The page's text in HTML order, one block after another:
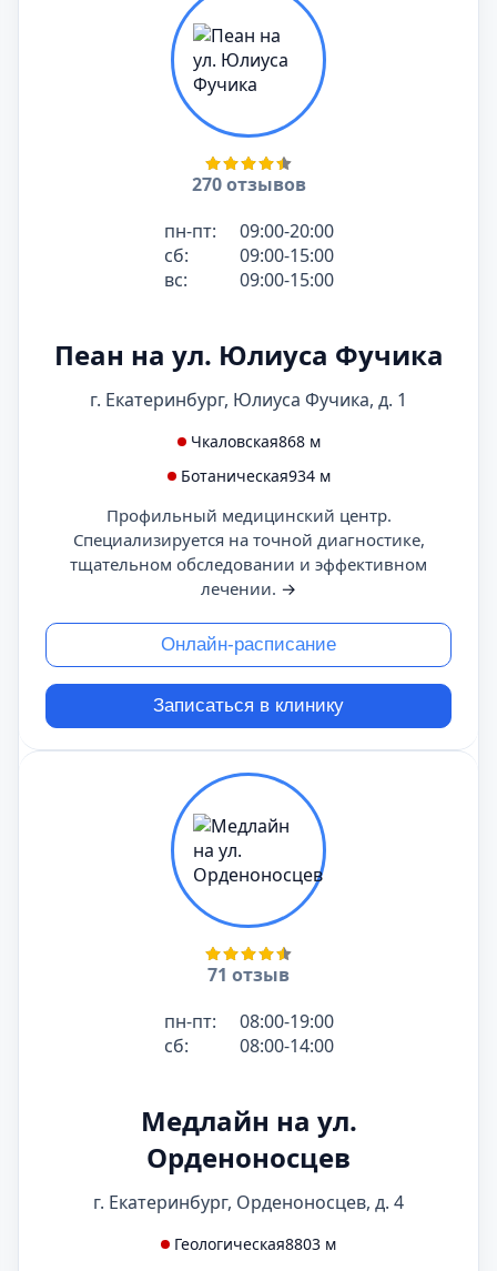
270 отзывов
пн-пт:
09:00-20:00
сб:
09:00-15:00
вс:
09:00-15:00
Пеан на ул. Юлиуса Фучика
г. Екатеринбург, Юлиуса Фучика, д. 1
Чкаловская868 м
Ботаническая934 м
Профильный медицинский центр.
Специализируется на точной диагностике,
тщательном обследовании и эффективном
лечении. →
Онлайн-расписание
Записаться в клинику
71 отзыв
пн-пт:
08:00-19:00
сб:
08:00-14:00
Медлайн на ул.
Орденоносцев
г. Екатеринбург, Орденоносцев, д. 4
Геологическая8803 м